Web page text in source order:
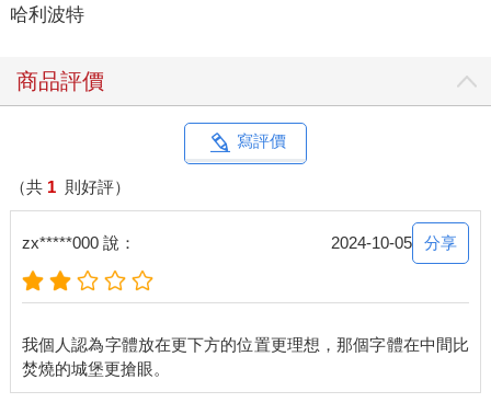
哈利波特
商品評價
寫評價
（共 1 則好評）
zx*****000 說： 2024-10-05 分享
我個人認為字體放在更下方的位置更理想，那個字體在中間比